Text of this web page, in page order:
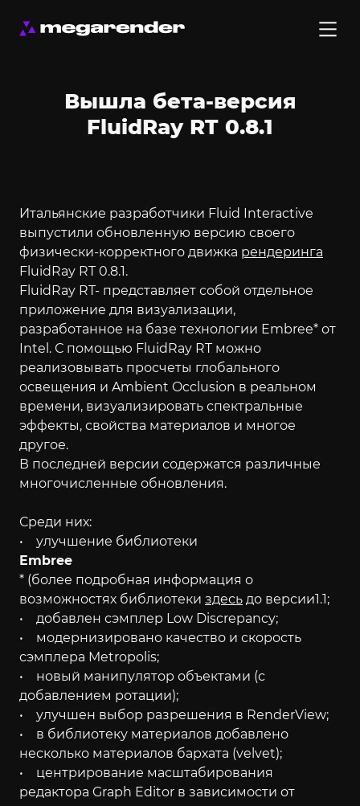
Вышла бета-версия
FluidRay RT 0.8.1
Итальянские разработчики Fluid Interactive
выпустили обновленную версию своего
физически-корректного движка рендеринга
FluidRay RT 0.8.1.
FluidRay RT- представляет собой отдельное
приложение для визуализации,
разработанное на базе технологии Embree* от
Intel. С помощью FluidRay RT можно
реализовывать просчеты глобального
освещения и Ambient Occlusion в реальном
времени, визуализировать спектральные
эффекты, свойства материалов и многое
другое.
В последней версии содержатся различные
многочисленные обновления.
Среди них:
• улучшение библиотеки
Embree
* (более подробная информация о
возможностях библиотеки здесь до версии1.1;
• добавлен сэмплер Low Discrepancy;
• модернизировано качество и скорость
сэмплера Metropolis;
• новый манипулятор объектами (с
добавлением ротации);
• улучшен выбор разрешения в RenderView;
• в библиотеку материалов добавлено
несколько материалов бархата (velvet);
• центрирование масштабирования
редактора Graph Editor в зависимости от